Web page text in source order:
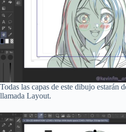
Todas las capas de este dibujo estarán
llamada Layout.